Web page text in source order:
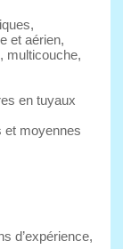
et aérien,
multicouche,
en tuyaux
et moyennes
d’expérience,